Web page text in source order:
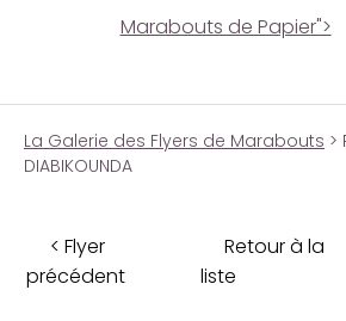
Marabouts de Papier">
La Galerie des Flyers de Marabouts >
DIABIKOUNDA
< Flyer
précédent
Retour à la
liste